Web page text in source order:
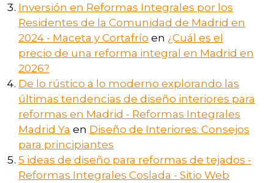
Inversión en Reformas Integrales por los
Residentes de la Comunidad de Madrid en
2024 - Maceta y Cortafrío en ¿Cuál es el
precio de una reforma integral en Madrid en
2026?
De lo rústico a lo moderno explorando las
últimas tendencias de diseño interiores para
reformas en Madrid - Reformas Integrales
Madrid Ya en Diseño de Interiores: Consejos
para principiantes
5 ideas de diseño para reformas de tejados -
Reformas Integrales Coslada - Sitio Web